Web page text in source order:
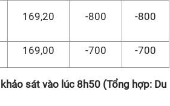
169,20 -800 -800
169,00 -700 -700
sát vào lúc 8h50 (Tổng hợp: Du